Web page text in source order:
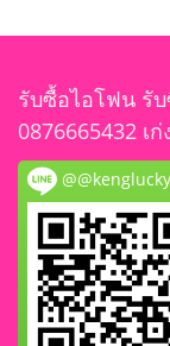
รับซื้อไอโฟน รั
0876665432 เก่